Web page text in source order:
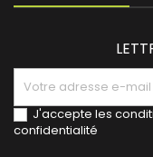
J'accepte les
confidentialité